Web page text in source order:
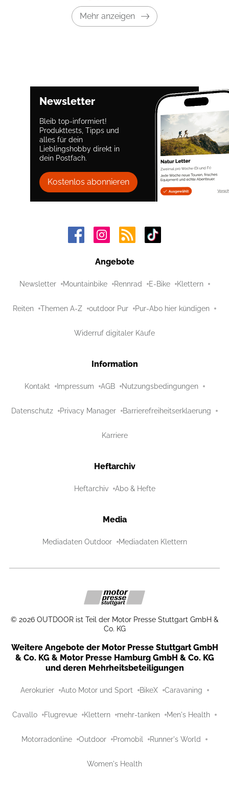
Mehr anzeigen
Newsletter
Bleib top-informiert!
Produkttests, Tipps und
alles für dein
Lieblingshobby direkt in
dein Postfach.
Kostenlos abonnieren
Angebote
Newsletter Mountainbike Rennrad E-Bike Klettern
Reiten Themen A-Z outdoor Pur Pur-Abo hier kündigen
Widerruf digitaler Käufe
Information
Kontakt Impressum AGB Nutzungsbedingungen
Datenschutz Privacy Manager Barrierefreiheitserklaerung
Karriere
Heftarchiv
Heftarchiv Abo & Hefte
Media
Mediadaten Outdoor Mediadaten Klettern
© 2026 OUTDOOR ist Teil der Motor Presse Stuttgart GmbH &
Co. KG
Weitere Angebote der Motor Presse Stuttgart GmbH
& Co. KG & Motor Presse Hamburg GmbH & Co. KG
und deren Mehrheitsbeteiligungen
Aerokurier Auto Motor und Sport BikeX Caravaning
Cavallo Flugrevue Klettern mehr-tanken Men's Health
Motorradonline Outdoor Promobil Runner's World
Women's Health